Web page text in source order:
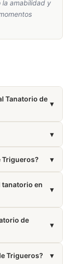
amabilidad y
Tanatorio de
▾
en
▾
Trigueros?
▾
tanatorio en
▾
de
▾
esta misma
Trigueros? ▾